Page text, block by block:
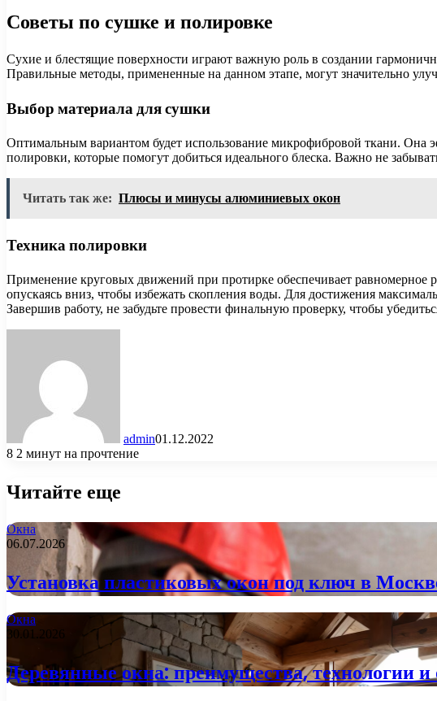
Советы по сушке и полировке
Сухие и блестящие поверхности играют важную роль в создании
Правильные методы, примененные на данном этапе, могут значительно
Выбор материала для сушки
Оптимальным вариантом будет использование микрофибровой ткани. Она
полировки, которые помогут добиться идеального блеска. Важно не
Читать так же: Плюсы и минусы алюминиевых окон
Техника полировки
Применение круговых движений при протирке обеспечивает равномерное
опускаясь вниз, чтобы избежать скопления воды. Для достижения
Завершив работу, не забудьте провести финальную проверку, чтобы
admin01.12.2022
8 2 минут на прочтение
Читайте еще
Окна
06.07.2026
Установка пластиковых окон под ключ в
Окна
30.01.2026
Деревянные окна: преимущества, технологии и